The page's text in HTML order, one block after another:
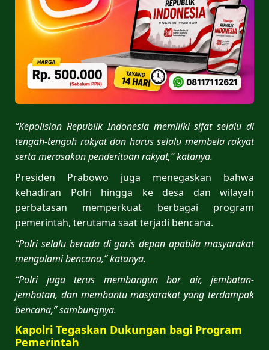
“Kepolisian Republik Indonesia memiliki sifat selalu di
tengah-tengah rakyat dan harus selalu membela rakyat
serta merasakan penderitaan rakyat,” katanya.
Presiden Prabowo juga menegaskan bahwa
kehadiran Polri hingga ke desa dan wilayah
perbatasan memperkuat berbagai program
pemerintah, terutama saat terjadi bencana.
“Polri selalu berada di garis depan apabila masyarakat
mengalami bencana,” katanya.
“Polri juga terus membangun bor air, jembatan-
jembatan, dan membantu masyarakat yang terdampak
bencana,” sambungnya.
Kapolri Tegaskan Dukungan bagi Program
Pemerintah